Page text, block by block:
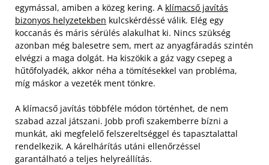
egymással, amiben a közeg kering. A klímacső javítás
bizonyos helyzetekben kulcskérdéssé válik. Elég egy
koccanás és máris sérülés alakulhat ki. Nincs szükség
azonban még balesetre sem, mert az anyagfáradás szintén
elvégzi a maga dolgát. Ha kiszökik a gáz vagy csepeg a
hűtőfolyadék, akkor néha a tömítésekkel van probléma,
míg máskor a vezeték ment tönkre.
A klímacső javítás többféle módon történhet, de nem
szabad azzal játszani. Jobb profi szakemberre bízni a
munkát, aki megfelelő felszereltséggel és tapasztalattal
rendelkezik. A kárelhárítás utáni ellenőrzéssel
garantálható a teljes helyreállítás.